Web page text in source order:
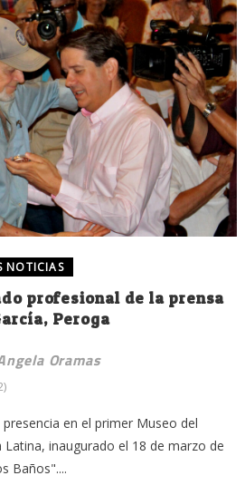
NOTICIAS
profesional de la prensa
Peroga
Oramas
en el primer Museo del
Latina, inaugurado el 18 de marzo de
Baños"....